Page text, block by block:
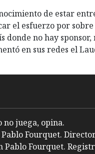
de estar
el esfuerzo por
donde no hay
en sus redes el
no juega, opina.
Fourquet.
Pablo Fourquet.